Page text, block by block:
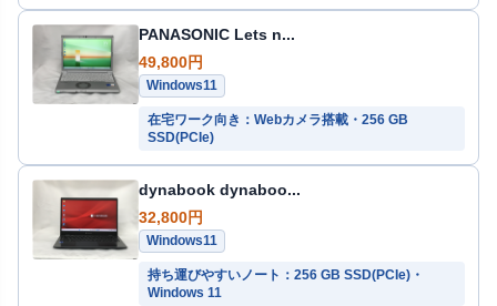
PANASONIC Lets n...
49,800円
Windows11
在宅ワーク向き：Webカメラ搭載・256 GB
SSD(PCIe)
dynabook dynaboo...
32,800円
Windows11
持ち運びやすいノート：256 GB SSD(PCIe)・
Windows 11